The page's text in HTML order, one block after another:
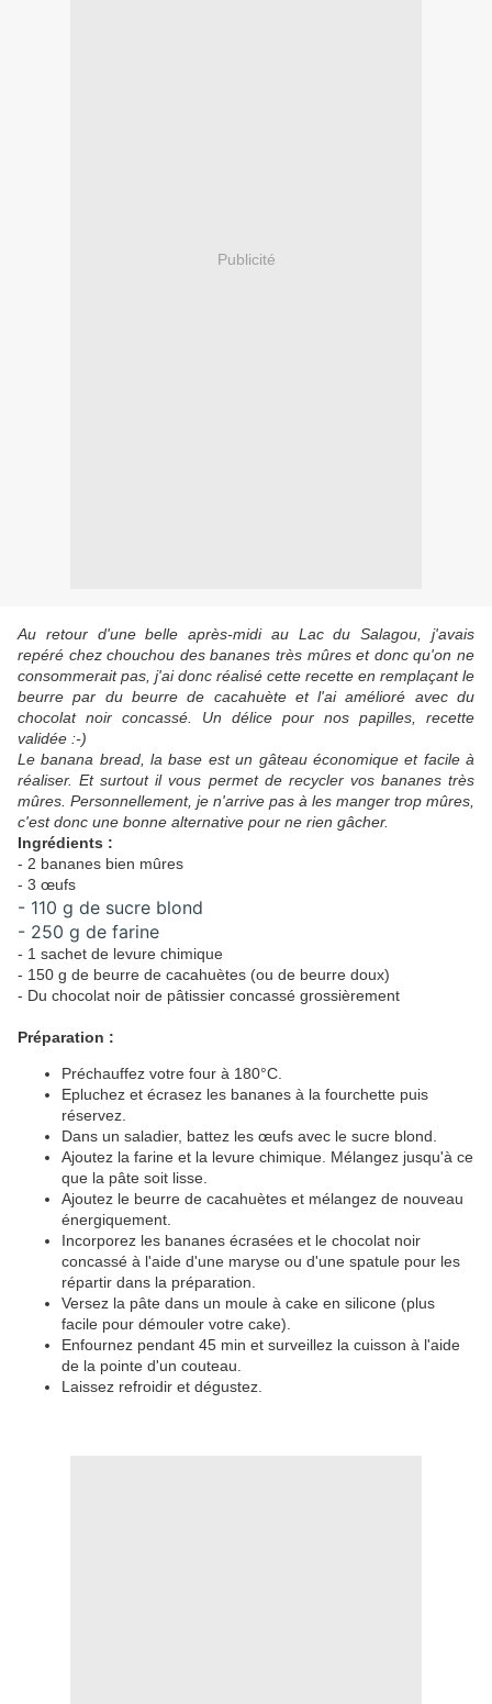
Publicité
Au retour d'une belle après-midi au Lac du Salagou, j'avais
repéré chez chouchou des bananes très mûres et donc qu'on ne
consommerait pas, j'ai donc réalisé cette recette en remplaçant le
beurre par du beurre de cacahuète et l'ai amélioré avec du
chocolat noir concassé. Un délice pour nos papilles, recette
validée :-)
Le banana bread, la base est un gâteau économique et facile à
réaliser. Et surtout il vous permet de recycler vos bananes très
mûres. Personnellement, je n'arrive pas à les manger trop mûres,
c'est donc une bonne alternative pour ne rien gâcher.
Ingrédients :
- 2 bananes bien mûres
- 3 œufs
- 110 g de sucre blond
- 250 g de farine
- 1 sachet de levure chimique
- 150 g de beurre de cacahuètes (ou de beurre doux)
- Du chocolat noir de pâtissier concassé grossièrement
Préparation :
Préchauffez votre four à 180°C.
Epluchez et écrasez les bananes à la fourchette puis
réservez.
Dans un saladier, battez les œufs avec le sucre blond.
Ajoutez la farine et la levure chimique. Mélangez jusqu'à ce
que la pâte soit lisse.
Ajoutez le beurre de cacahuètes et mélangez de nouveau
énergiquement.
Incorporez les bananes écrasées et le chocolat noir
concassé à l'aide d'une maryse ou d'une spatule pour les
répartir dans la préparation.
Versez la pâte dans un moule à cake en silicone (plus
facile pour démouler votre cake).
Enfournez pendant 45 min et surveillez la cuisson à l'aide
de la pointe d'un couteau.
Laissez refroidir et dégustez.